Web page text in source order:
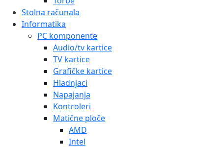
Stolna računala
Informatika
PC komponente
Audio/tv kartice
TV kartice
Grafičke kartice
Hladnjaci
Napajanja
Kontroleri
Matične ploče
AMD
Intel